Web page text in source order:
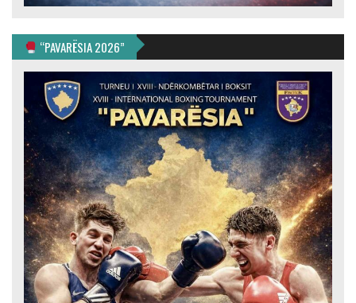
“PAVARËSIA 2026”